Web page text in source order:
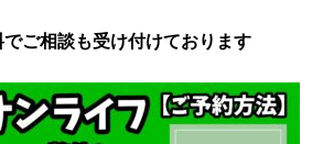
でご相談も受け付けております